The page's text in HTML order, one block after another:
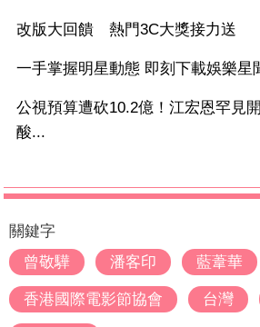
改版大回饋 熱門3C大獎接力送
一手掌握明星動態 即刻下載娛樂星
公視預算遭砍10.2億！江宏恩罕見
酸...
關鍵字
曾敬驊
潘客印 藍葦華
香港國際電影節協會 台灣